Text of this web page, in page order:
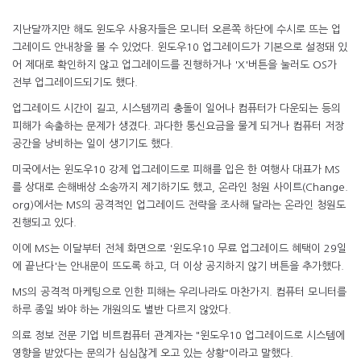
지난달까지만 해도 윈도우 사용자들은 모니터 오른쪽 하단에 수시로 뜨는 업
그레이드 안내창을 볼 수 있었다. 윈도우10 업그레이드가 기본으로 설정돼 있
어 제대로 확인하지 않고 업그레이드를 진행하거나 'X'버튼을 눌러도 OS가
전부 업그레이드되기도 했다.
업그레이드 시간이 길고, 시스템끼리 충돌이 일어나 컴퓨터가 다운되는 등의
피해가 속출하는 문제가 생겼다. 과다한 통신요금을 물게 되거나 컴퓨터 저장
공간을 낭비하는 일이 생기기도 했다.
미국에서는 윈도우10 강제 업그레이드로 피해를 입은 한 여행사 대표가 MS
를 상대로 손해배상 소송까지 제기하기도 했고, 온라인 청원 사이트(Change.
org)에서는 MS의 공격적인 업그레이드 전략을 조사해 달라는 온라인 청원도
진행되고 있다.
이에 MS는 이달부터 전체 화면으로 '윈도우10 무료 업그레이드 혜택이 29일
에 끝난다'는 안내문이 뜨도록 하고, 더 이상 공지하지 않기 버튼을 추가했다.
MS의 공격적 마케팅으로 인한 피해는 우리나라도 마찬가지. 컴퓨터 모니터를
하루 종일 봐야 하는 개원의도 별반 다르지 않았다.
의료 정보 전문 기업 비트컴퓨터 관계자는 "윈도우10 업그레이드로 시스템에
영향을 받았다는 문의가 심심찮게 오고 있는 상황"이라고 말했다.